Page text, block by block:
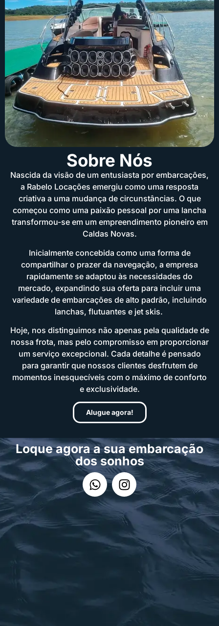
Sobre Nós
Nascida da visão de um entusiasta por embarcações,
a Rabelo Locações emergiu como uma resposta
criativa a uma mudança de circunstâncias. O que
começou como uma paixão pessoal por uma lancha
transformou-se em um empreendimento pioneiro em
Caldas Novas.
Inicialmente concebida como uma forma de
compartilhar o prazer da navegação, a empresa
rapidamente se adaptou às necessidades do
mercado, expandindo sua oferta para incluir uma
variedade de embarcações de alto padrão, incluindo
lanchas, flutuantes e jet skis.
Hoje, nos distinguimos não apenas pela qualidade de
nossa frota, mas pelo compromisso em proporcionar
um serviço excepcional. Cada detalhe é pensado
para garantir que nossos clientes desfrutem de
momentos inesquecíveis com o máximo de conforto
e exclusividade.
Alugue agora!
Loque agora a sua embarcação
dos sonhos